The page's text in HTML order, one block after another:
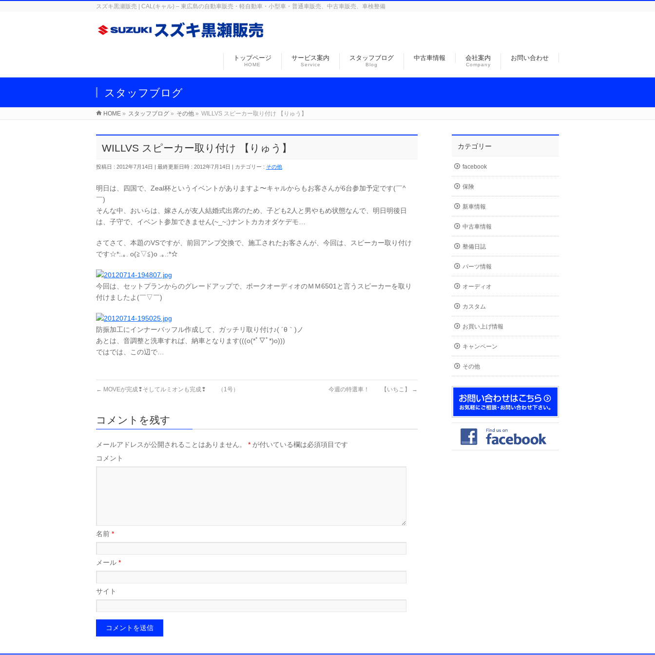
スズキ黒瀬販売 | CAL(キャル) – 東広島の自動車販売・軽自動車・小型車・普通車販売、中古車販売、車検整備
トップページ
HOME
サービス案内
Service
スタッフブログ
Blog
中古車情報 会社案内
Company
お問い合わせ
スタッフブログ
HOME » スタッフブログ » その他 » WILLVS スピーカー取り付け 【りゅう】
WILLVS スピーカー取り付け 【りゅう】
投稿日 : 2012年7月14日 最終更新日時 : 2012年7月14日 カテゴリー : その他
明日は、四国で、Zeal杯というイベントがありますよ〜キャルからもお客さんが6台参加予定です(￣^
￣)ゞ
そんな中、おいらは、嫁さんが友人結婚式出席のため、子ども2人と男やもめ状態なんで、明日明後日
は、子守で、イベント参加できません(~_~;)ナントカカオダケデモ…
さてさて、本題のVSですが、前回アンプ交換で、施工されたお客さんが、今回は、スピーカー取り付け
です☆*:.｡. o(≧▽≦)o .｡.:*☆
今回は、セットプランからのグレードアップで、ポークオーディオのＭＭ6501と言うスピーカーを取り
付けましたよ(￣▽￣)
防振加工にインナーバッフル作成して、ガッチリ取り付け♪( ´θ｀)ノ
あとは、音調整と洗車すれば、納車となります(((o(*ﾟ▽ﾟ*)o)))
ではでは、この辺で…
← MOVEが完成❢そしてルミオンも完成❢ （1号） 今週の特選車！ 【いちこ】 →
コメントを残す
メールアドレスが公開されることはありません。 * が付いている欄は必須項目です
コメント
名前 *
メール *
サイト
カテゴリー
facebook
保険
新車情報
中古車情報
整備日誌
パーツ情報
オーディオ
カスタム
お買い上げ情報
キャンペーン
その他